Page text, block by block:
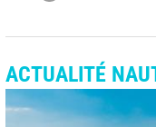
ACTUALITÉ